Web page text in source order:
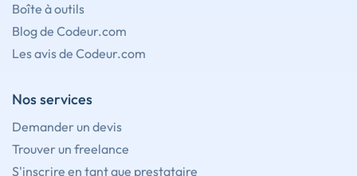
Boîte à outils
Blog de Codeur.com
Les avis de Codeur.com
Nos services
Demander un devis
Trouver un freelance
S'inscrire en tant que prestataire